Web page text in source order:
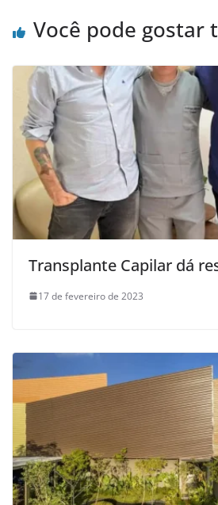
Você pode gostar
Transplante Capilar dá
17 de fevereiro de 2023